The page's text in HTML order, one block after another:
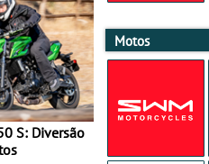
S: Diversão
Motos